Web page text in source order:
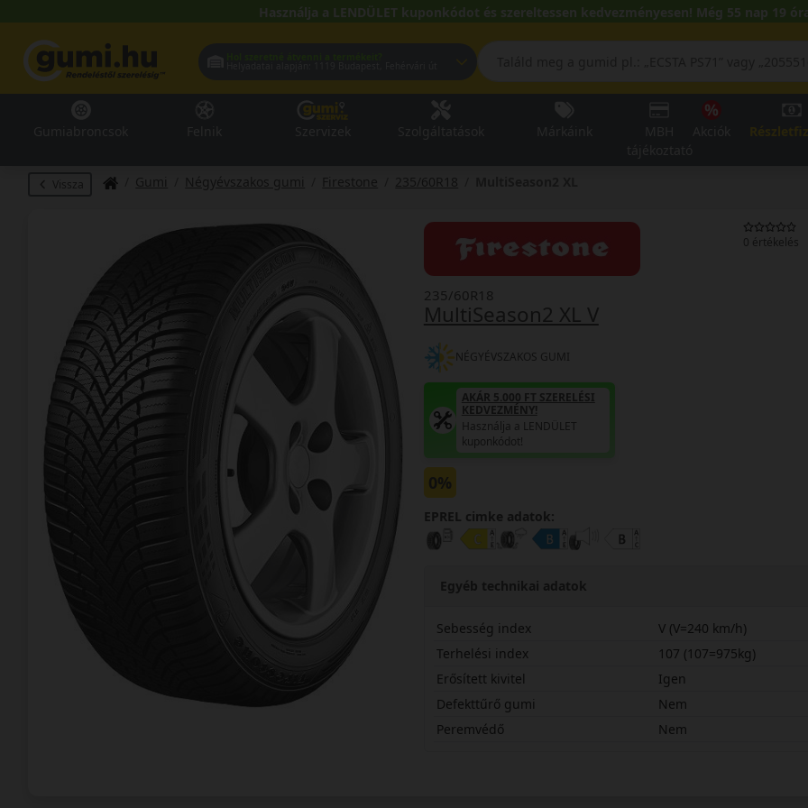
Használja a LENDÜLET kuponkódot és szereltessen kedvezményesen! Még 55 nap 19
Vissza Gumi Négyévszakos gumi Firestone 235/60R18
0 értékelés
MultiSeason2 XL V
235/60R18
NÉGYÉVSZAKOS GUMI
AKÁR 5.000 FT SZERELÉSI
KEDVEZMÉNY!
Használja a LENDÜLET
kuponkódot!
0%
EPREL cimke adatok:
Egyéb technikai adatok
Sebesség index
V (V=240 km/h)
Terhelési index
107 (107=975kg)
Erősített kivitel
Igen
Defekttűrő gumi
Nem
Peremvédő
Nem